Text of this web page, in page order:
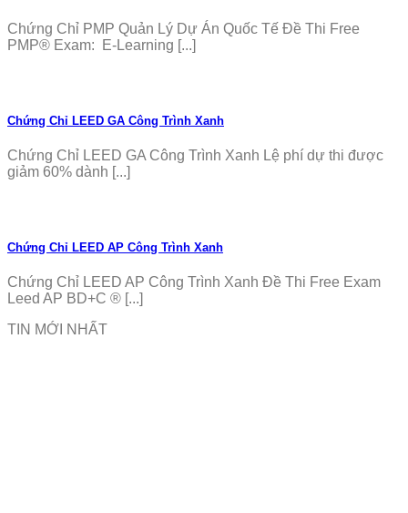
Chứng Chỉ PMP Quản Lý Dự Án Quốc Tế Đề Thi Free
PMP® Exam: E-Learning [...]
Chứng Chỉ LEED GA Công Trình Xanh
Chứng Chỉ LEED GA Công Trình Xanh Lệ phí dự thi được
giảm 60% dành [...]
Chứng Chỉ LEED AP Công Trình Xanh
Chứng Chỉ LEED AP Công Trình Xanh Đề Thi Free Exam
Leed AP BD+C ® [...]
TIN MỚI NHẤT